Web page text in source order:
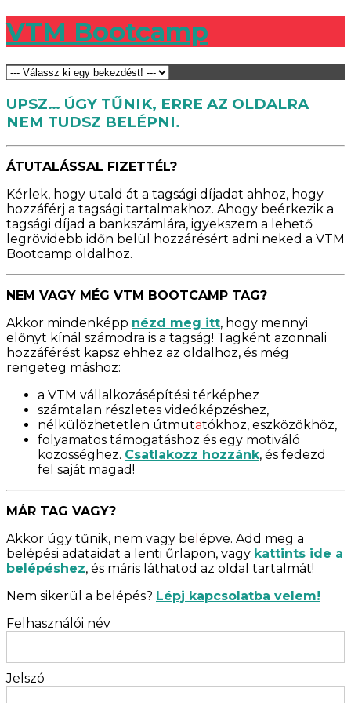
VTM Bootcamp
UPSZ… ÚGY TŰNIK, ERRE AZ OLDALRA
NEM TUDSZ BELÉPNI.
ÁTUTALÁSSAL FIZETTÉL?
Kérlek, hogy utald át a tagsági díjadat ahhoz, hogy
hozzáférj a tagsági tartalmakhoz. Ahogy beérkezik a
tagsági díjad a bankszámlára, igyekszem a lehető
legrövidebb időn belül hozzárésért adni neked a VTM
Bootcamp oldalhoz.
NEM VAGY MÉG VTM BOOTCAMP TAG?
Akkor mindenképp nézd meg itt, hogy mennyi
előnyt kínál számodra is a tagság! Tagként azonnali
hozzáférést kapsz ehhez az oldalhoz, és még
rengeteg máshoz:
a VTM vállalkozásépítési térképhez
számtalan részletes videóképzéshez,
nélkülözhetetlen útmutatókhoz, eszközökhöz,
folyamatos támogatáshoz és egy motiváló
közösséghez. Csatlakozz hozzánk, és fedezd
fel saját magad!
MÁR TAG VAGY?
Akkor úgy tűnik, nem vagy be épve. Add meg a
belépési adataidat a lenti űrlapon, vagy kattints ide a
belépéshez, és máris láthatod az oldal tartalmát!
Nem sikerül a belépés? Lépj kapcsolatba velem!
Felhasználói név
Jelszó